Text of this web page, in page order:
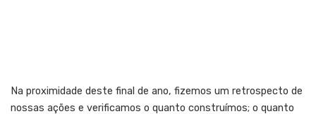
Na proximidade deste final de ano, fizemos um retrospecto de
nossas ações e verificamos o quanto construímos; o quanto